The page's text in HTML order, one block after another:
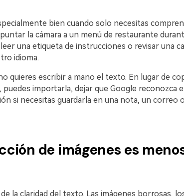
bien cuando solo necesitas
la cámara a un menú de restaurante
una etiqueta de instrucciones o revisar una
idioma.
quieres escribir a mano el texto. En lugar de
puedes importarla, dejar que Google reconozca el
si necesitas guardarla en una nota, un correo
de imágenes es
la claridad del texto. Las imágenes borrosas,